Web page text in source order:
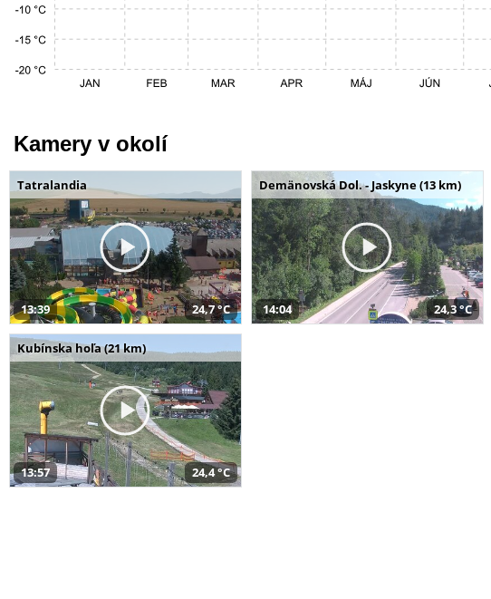
Kamery v okolí
Tatralandia
13:39 24,7 °C
Demänovská Dol. - Jaskyne (13 km)
14:04 24,3 °C
Kubínska hoľa (21 km)
13:57 24,4 °C